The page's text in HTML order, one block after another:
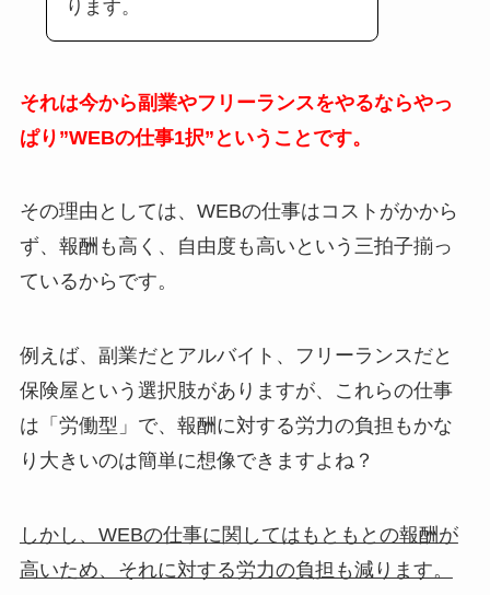
ります。
それは今から副業やフリーランスをやるならやっ
ぱり”WEBの仕事1択”ということです。
その理由としては、WEBの仕事はコストがかから
ず、報酬も高く、自由度も高いという三拍子揃っ
ているからです。
例えば、副業だとアルバイト、フリーランスだと
保険屋という選択肢がありますが、これらの仕事
は「労働型」で、報酬に対する労力の負担もかな
り大きいのは簡単に想像できますよね？
しかし、WEBの仕事に関してはもともとの報酬が
高いため、それに対する労力の負担も減ります。